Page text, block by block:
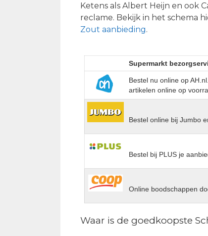
Ketens als Albert Heijn en ook
reclame. Bekijk in het schema
Zout aanbieding.
Supermarkt
Bestel nu online op
artikelen online op
Bestel online bij Jumbo
Bestel bij PLUS je
Online boodschappen
Waar is de goedkoopste